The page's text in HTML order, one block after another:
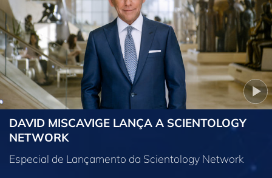
DAVID MISCAVIGE LANÇA A SCIENTOLOGY
NETWORK
Especial de Lançamento da Scientology Network